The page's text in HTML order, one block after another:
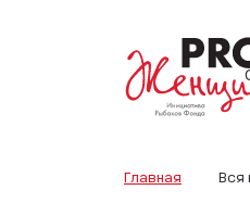
Главная Вся